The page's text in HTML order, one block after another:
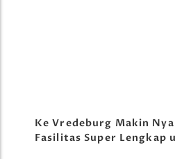
Ke Vredeburg Makin
Fasilitas Super Lengkap